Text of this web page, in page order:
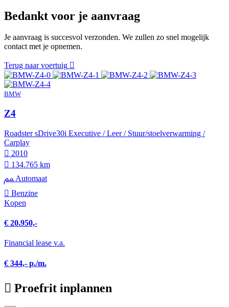
Bedankt voor je aanvraag
Je aanvraag is succesvol verzonden. We zullen zo snel mogelijk
contact met je opnemen.
Terug naar voertuig
BMW
Z4
Roadster sDrive30i Executive / Leer / Stuur/stoelverwarming /
Carplay
2010
134.765 km
Automaat
Benzine
Kopen
€ 20.950,-
Financial lease v.a.
€ 344,- p./m.
Proefrit inplannen